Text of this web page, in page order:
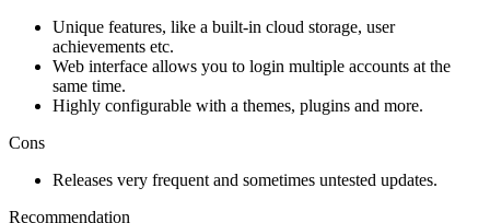
Unique features, like a built-in cloud storage, user
achievements etc.
Web interface allows you to login multiple accounts at the
same time.
Highly configurable with a themes, plugins and more.
Cons
Releases very frequent and sometimes untested updates.
Recommendation